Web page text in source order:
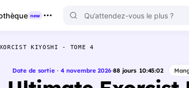
new
KIYOSHI - TOME 4
Date de sortie · 4 novembre 2026·88 jours 10:45:01